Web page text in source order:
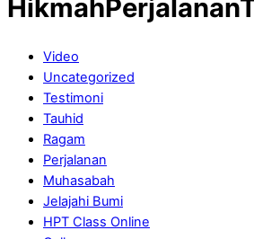
Video
Uncategorized
Testimoni
Tauhid
Ragam
Perjalanan
Muhasabah
Jelajahi Bumi
HPT Class Online